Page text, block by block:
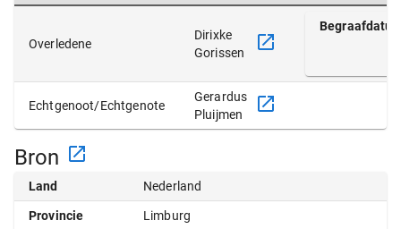
Overledene
Dirixke
Gorissen
Echtgenoot/Echtgenote
Gerardus
Pluijmen
Bron
Land Nederland
Provincie Limburg